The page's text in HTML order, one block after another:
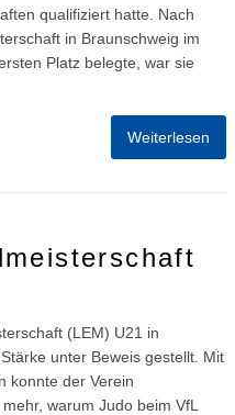
qualifiziert hatte. Nach
in Braunschweig im
Platz belegte, war sie
Weiterlesen
(LEM) U21 in
unter Beweis gestellt. Mit
konnte der Verein
warum Judo beim VfL